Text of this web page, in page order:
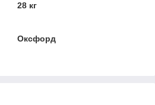
28 кг
Оксфорд